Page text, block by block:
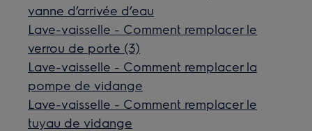
vanne d’arrivée d’eau
Lave-vaisselle - Comment remplacer le
verrou de porte (3)
Lave-vaisselle - Comment remplacer la
pompe de vidange
Lave-vaisselle - Comment remplacer le
tuyau de vidange